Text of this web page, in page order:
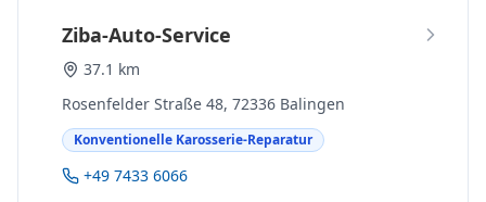
Ziba-Auto-Service
37.1 km
Rosenfelder Straße 48, 72336 Balingen
Konventionelle Karosserie-Reparatur
+49 7433 6066